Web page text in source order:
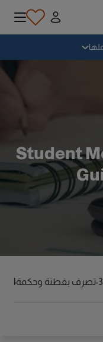
Student
3-تصرف بفطنة وحكمة 4-ابحث عن عمل لتنمية ذاتك